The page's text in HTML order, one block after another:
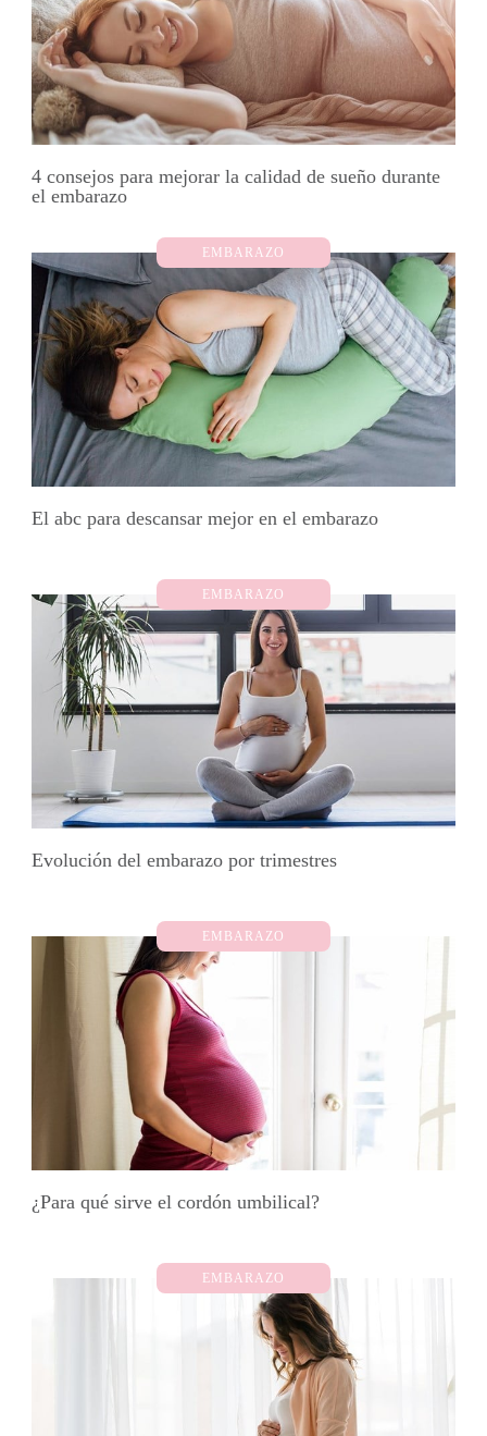
4 consejos para mejorar la calidad de sueño durante
el embarazo
EMBARAZO
El abc para descansar mejor en el embarazo
EMBARAZO
Evolución del embarazo por trimestres
EMBARAZO
¿Para qué sirve el cordón umbilical?
EMBARAZO